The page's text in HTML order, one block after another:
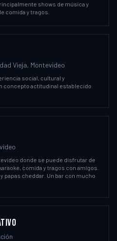
shows de música y
comida y tragos.
Vieja, Montevideo
social, cultural y
concepto actitudinal establecido
donde se puede disfrutar de
comida y tragos con amigos.
papas cheddar. Un bar con mucho